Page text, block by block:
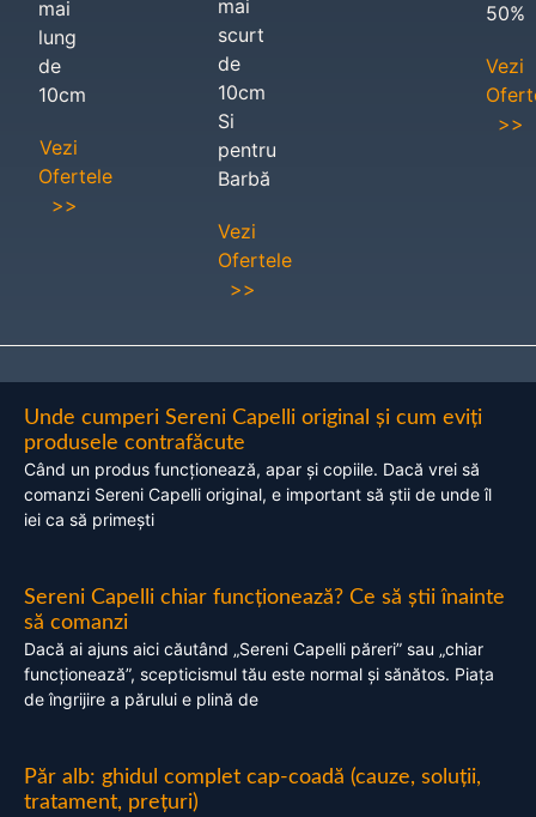
mai
lung
de
10cm
Vezi
Ofertele
>>
mai
scurt
de
10cm
Si
pentru
Barbă
Vezi
Ofertele
>>
50%
Vezi
>>
Unde cumperi Sereni Capelli original și cum eviți
produsele contrafăcute
Când un produs funcționează, apar și copiile. Dacă vrei să
comanzi Sereni Capelli original, e important să știi de unde îl
iei ca să primești
Sereni Capelli chiar funcționează? Ce să știi înainte
să comanzi
Dacă ai ajuns aici căutând „Sereni Capelli păreri” sau „chiar
funcționează”, scepticismul tău este normal și sănătos. Piața
de îngrijire a părului e plină de
Păr alb: ghidul complet cap-coadă (cauze, soluții,
tratament, prețuri)